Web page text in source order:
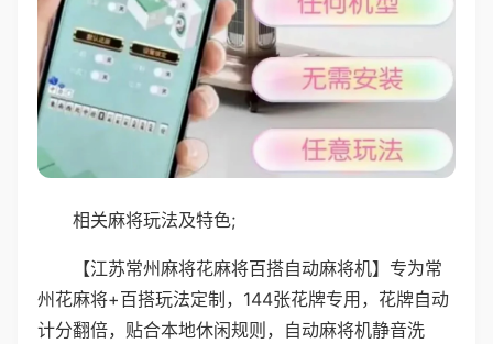
相关麻将玩法及特色;
【江苏常州麻将花麻将百搭自动麻将机】专为常
州花麻将+百搭玩法定制，144张花牌专用，花牌自动
计分翻倍，贴合本地休闲规则，自动麻将机静音洗